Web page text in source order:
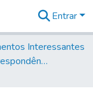
Entrar
Interessantes
Volume 17 - Correspondência do Vice-Rei, de Martim Lopes Lobo e outros (1775- 9)